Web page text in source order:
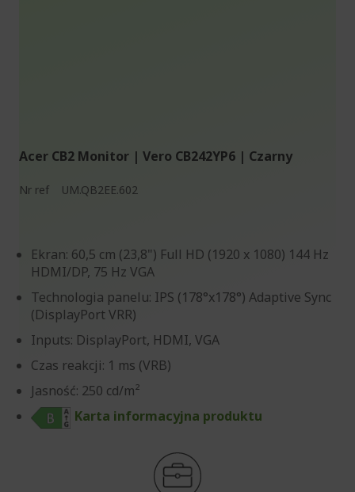
Acer CB2 Monitor | Vero CB242YP6 | Czarny
Nr ref UM.QB2EE.602
Ekran: 60,5 cm (23,8") Full HD (1920 x 1080) 144 Hz
HDMI/DP, 75 Hz VGA
Technologia panelu: IPS (178°x178°) Adaptive Sync
(DisplayPort VRR)
Inputs: DisplayPort, HDMI, VGA
Czas reakcji: 1 ms (VRB)
Jasność: 250 cd/m²
Karta informacyjna produktu